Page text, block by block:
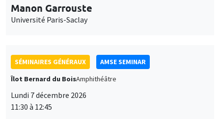
Manon Garrouste
Université Paris-Saclay
SÉMINAIRES GÉNÉRAUX
AMSE SEMINAR
Îlot Bernard du BoisAmphithéâtre
Lundi 7 décembre 2026
11:30 à 12:45